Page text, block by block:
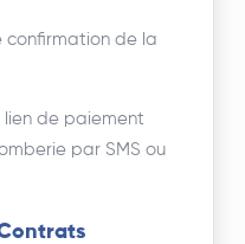
confirmation de la
lien de paiement
par SMS ou